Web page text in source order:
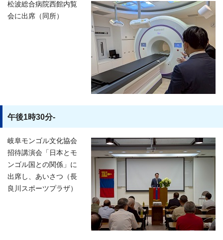
松波総合病院西館内覧
会に出席（同所）
午後1時30分-
岐阜モンゴル文化協会
招待講演会「日本とモ
ンゴル国との関係」に
出席し、あいさつ（長
良川スポーツプラザ）